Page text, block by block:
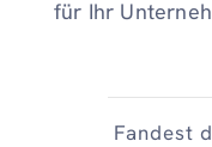
für Ihr
Fandest